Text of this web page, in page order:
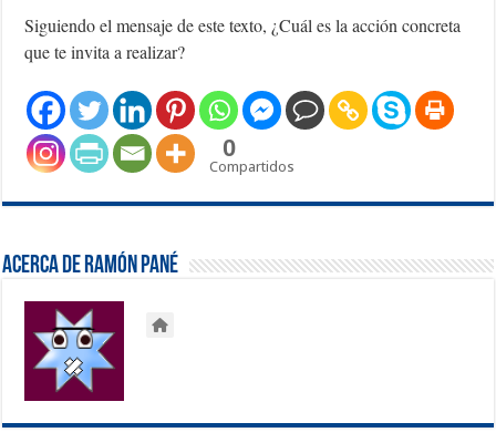
Siguiendo el mensaje de este texto, ¿Cuál es la acción concreta
que te invita a realizar?
0
Compartidos
Acerca de Ramón Pané